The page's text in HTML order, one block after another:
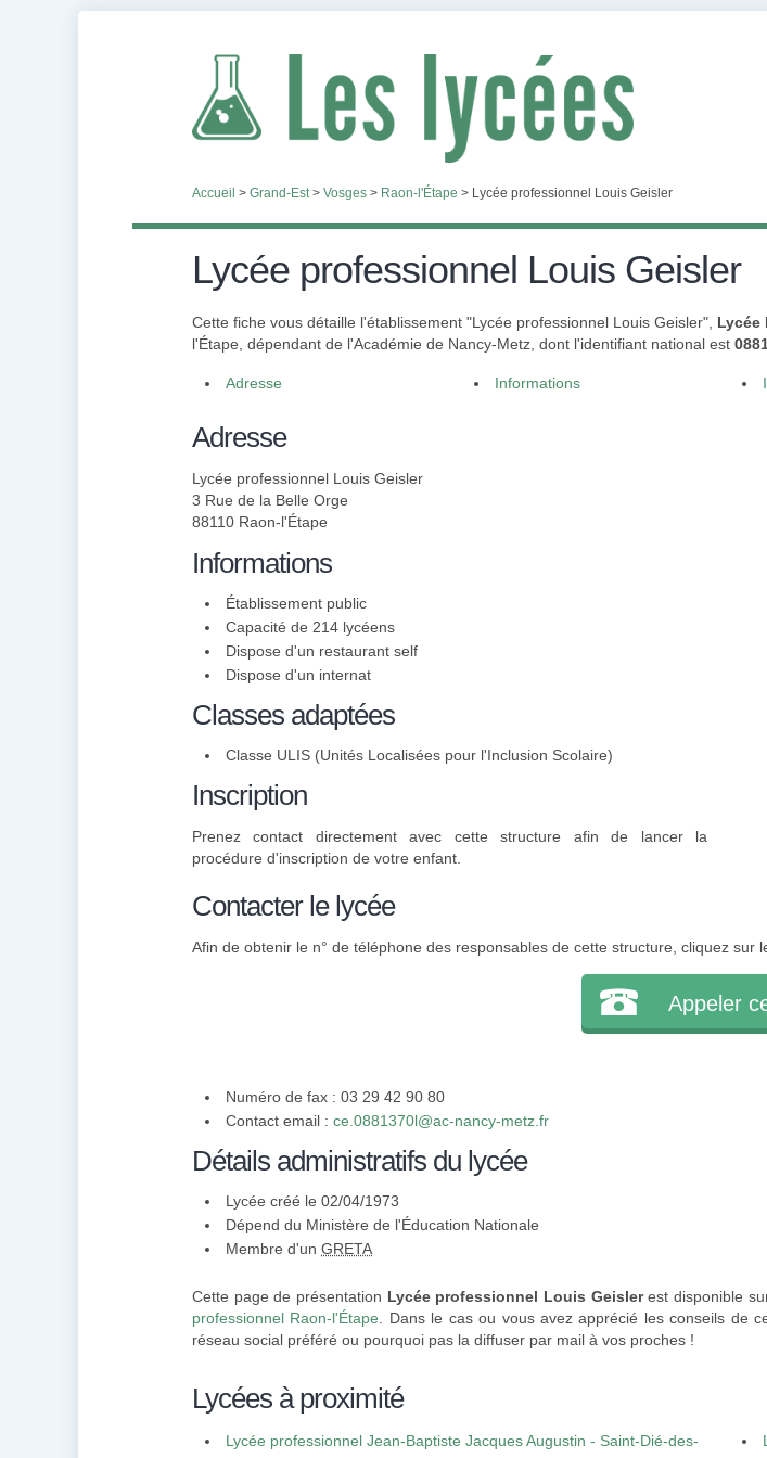
Accueil > Grand-Est> Vosges > Raon-l'Étape > Lycée professionnel Louis Geisler
Lycée professionnel Louis Geisler
Cette fiche vous détaille l'établissement "Lycée professionnel Louis Geisler", Lycée
l'Étape, dépendant de l'Académie de Nancy-Metz, dont l'identifiant national est
Adresse Informations
Adresse
Lycée professionnel Louis Geisler
3 Rue de la Belle Orge
88110 Raon-l'Étape
Informations
Établissement public
Capacité de 214 lycéens
Dispose d'un restaurant self
Dispose d'un internat
Classes adaptées
Classe ULIS (Unités Localisées pour l'Inclusion Scolaire)
Inscription
Prenez contact directement avec cette structure afin de lancer la
procédure d'inscription de votre enfant.
Contacter le lycée
Afin de obtenir le n° de téléphone des responsables de cette structure, cliquez sur
Appeler
Numéro de fax : 03 29 42 90 80
Contact email : ce.0881370l@ac-nancy-metz.fr
Détails administratifs du lycée
Lycée créé le 02/04/1973
Dépend du Ministère de l'Éducation Nationale
Membre d'un GRETA
Cette page de présentation Lycée professionnel Louis Geislerest disponible
professionnel Raon-l'Étape . Dans le cas ou vous avez apprécié les conseils de
réseau social préféré ou pourquoi pas la diffuser par mail à vos proches !
Lycées à proximité
Lycée professionnel Jean-Baptiste Jacques Augustin - Saint-Dié-des-